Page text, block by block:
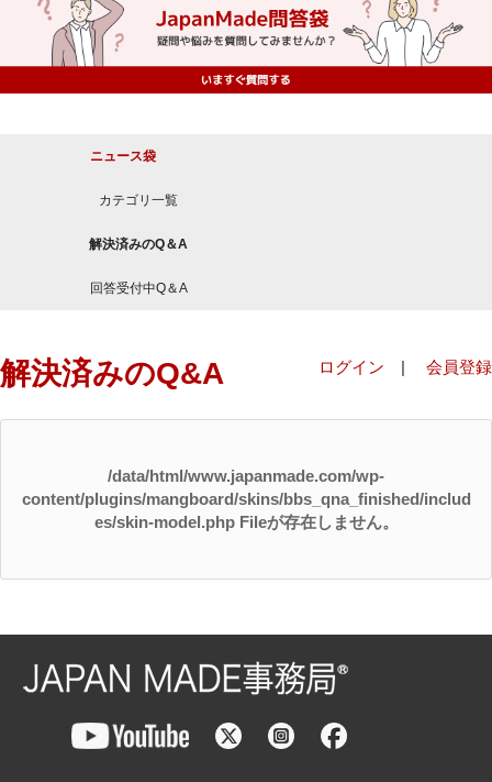
ニュース袋
カテゴリ一覧
解決済みのQ＆A
回答受付中Q＆A
解決済みのQ&A ログイン | 会員登録
/data/html/www.japanmade.com/wp-
content/plugins/mangboard/skins/bbs_qna_finished/includ
es/skin-model.php Fileが存在しません。